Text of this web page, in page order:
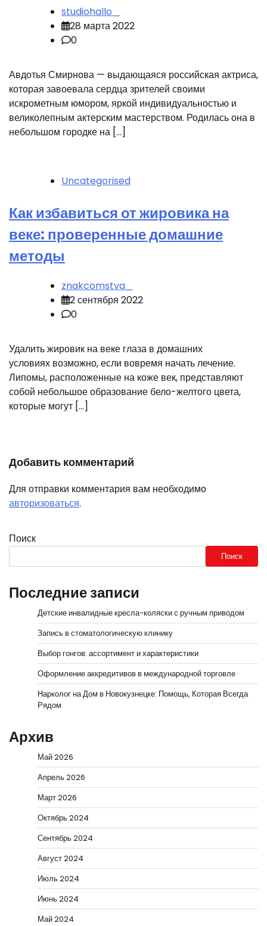
studiohallo_
28 марта 2022
0
Авдотья Смирнова — выдающаяся российская актриса,
которая завоевала сердца зрителей своими
искрометным юмором, яркой индивидуальностью и
великолепным актерским мастерством. Родилась она в
небольшом городке на […]
Uncategorised
Как избавиться от жировика на
веке: проверенные домашние
методы
znakcomstva_
2 сентября 2022
0
Удалить жировик на веке глаза в домашних
условиях возможно, если вовремя начать лечение.
Липомы, расположенные на коже век, представляют
собой небольшое образование бело-желтого цвета,
которые могут […]
Добавить комментарий
Для отправки комментария вам необходимо
авторизоваться.
Поиск
Поиск
Последние записи
Детские инвалидные кресла-коляски с ручным приводом
Запись в стоматологическую клинику
Выбор гонгов: ассортимент и характеристики
Оформление аккредитивов в международной торговле
Нарколог на Дом в Новокузнецке: Помощь, Которая Всегда
Рядом
Архив
Май 2026
Апрель 2026
Март 2026
Октябрь 2024
Сентябрь 2024
Август 2024
Июль 2024
Июнь 2024
Май 2024